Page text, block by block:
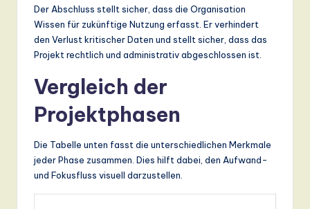
Der Abschluss stellt sicher, dass die Organisation
Wissen für zukünftige Nutzung erfasst. Er verhindert
den Verlust kritischer Daten und stellt sicher, dass das
Projekt rechtlich und administrativ abgeschlossen ist.
Vergleich der
Projektphasen
Die Tabelle unten fasst die unterschiedlichen Merkmale
jeder Phase zusammen. Dies hilft dabei, den Aufwand-
und Fokusfluss visuell darzustellen.